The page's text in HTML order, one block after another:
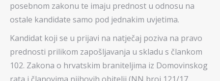
posebnom zakonu te imaju prednost u odnosu na
ostale kandidate samo pod jednakim uvjetima.
Kandidat koji se u prijavi na natječaj poziva na pravo
prednosti prilikom zapošljavanja u skladu s člankom
102. Zakona o hrvatskim braniteljima iz Domovinskog